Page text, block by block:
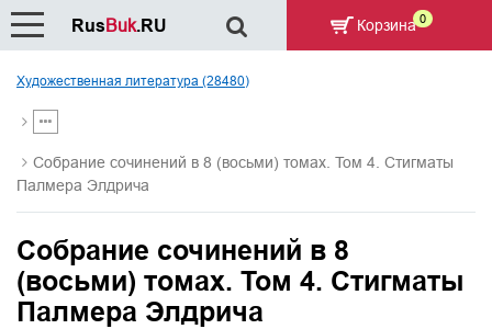
Художественная литература (28480)
Собрание сочинений в 8 (восьми) томах. Том 4. Стигматы
Палмера Элдрича
Собрание сочинений в 8
(восьми) томах. Том 4. Стигматы
Палмера Элдрича
RusBuk.RU Корзина 0